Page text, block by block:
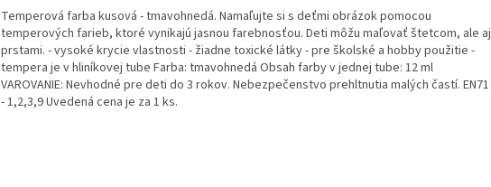
Temperová farba kusová - tmavohnedá. Namaľujte si s deťmi obrázok pomocou
temperových farieb, ktoré vynikajú jasnou farebnosťou. Deti môžu maľovať štetcom, ale aj
prstami. - vysoké krycie vlastnosti - žiadne toxické látky - pre školské a hobby použitie -
tempera je v hliníkovej tube Farba: tmavohnedá Obsah farby v jednej tube: 12 ml
VAROVANIE: Nevhodné pre deti do 3 rokov. Nebezpečenstvo prehltnutia malých častí. EN71
- 1,2,3,9 Uvedená cena je za 1 ks.